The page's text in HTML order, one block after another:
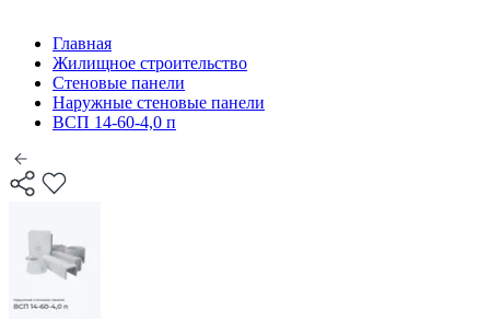
Главная
Жилищное строительство
Стеновые панели
Наружные стеновые панели
ВСП 14-60-4,0 п